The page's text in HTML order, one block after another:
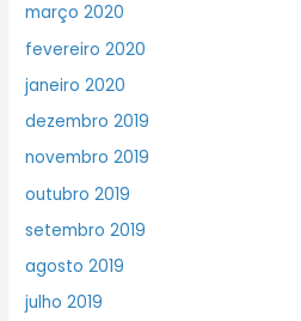
março 2020
fevereiro 2020
janeiro 2020
dezembro 2019
novembro 2019
outubro 2019
setembro 2019
agosto 2019
julho 2019